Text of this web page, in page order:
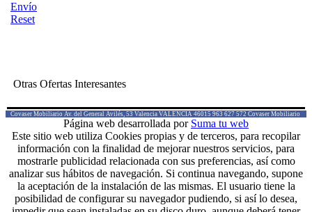
Envío
Reset
Otras Ofertas Interesantes
Covaser Mobiliario Av. del General Avilés, 53 Valencia VALENCIA 46015 963 627 572 Covaser Mobiliario
Página web desarrollada por Suma tu web
Este sitio web utiliza Cookies propias y de terceros, para recopilar
información con la finalidad de mejorar nuestros servicios, para
mostrarle publicidad relacionada con sus preferencias, así como
analizar sus hábitos de navegación. Si continua navegando, supone
la aceptación de la instalación de las mismas. El usuario tiene la
posibilidad de configurar su navegador pudiendo, si así lo desea,